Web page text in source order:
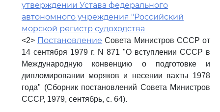
утверждении Устава федерального
автономного учреждения "Российский
морской регистр судоходства
<2> Постановление Совета Министров СССР от
14 сентября 1979 г. N 871 "О вступлении СССР в
Международную конвенцию о подготовке и
дипломировании моряков и несении вахты 1978
года" (Сборник постановлений Совета Министров
СССР, 1979, сентябрь, с. 64).